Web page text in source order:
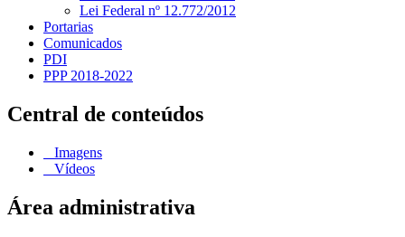
Lei Federal nº 12.772/2012
Portarias
Comunicados
PDI
PPP 2018-2022
Central de conteúdos
Imagens
Vídeos
Área administrativa